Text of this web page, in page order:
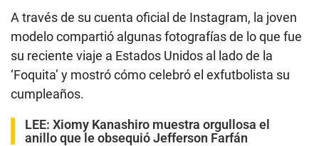
A través de su cuenta oficial de Instagram, la joven
modelo compartió algunas fotografías de lo que fue
su reciente viaje a Estados Unidos al lado de la
‘Foquita’ y mostró cómo celebró el exfutbolista su
cumpleaños.
LEE: Xiomy Kanashiro muestra orgullosa el
anillo que le obsequió Jefferson Farfán